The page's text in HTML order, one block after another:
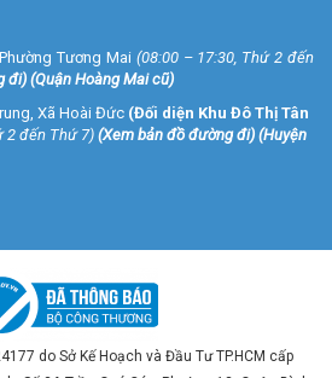
Tương Mai (08:00 – 17:30, Thứ 2 đến
đi) (Quận Hoàng Mai cũ)
Xã Hoài Đức (Đối diện Khu Đô Thị Tân
2 đến Thứ 7) (Xem bản đồ đường đi) (Huyện
do Sở Kế Hoạch và Đầu Tư TP.HCM cấp